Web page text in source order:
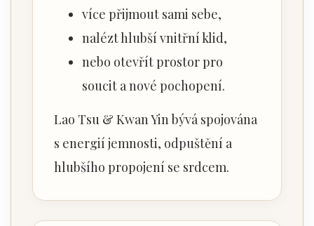
více přijmout sami sebe,
nalézt hlubší vnitřní klid,
nebo otevřít prostor pro
soucit a nové pochopení.
Lao Tsu & Kwan Yin bývá spojována
s energií jemnosti, odpuštění a
hlubšího propojení se srdcem.